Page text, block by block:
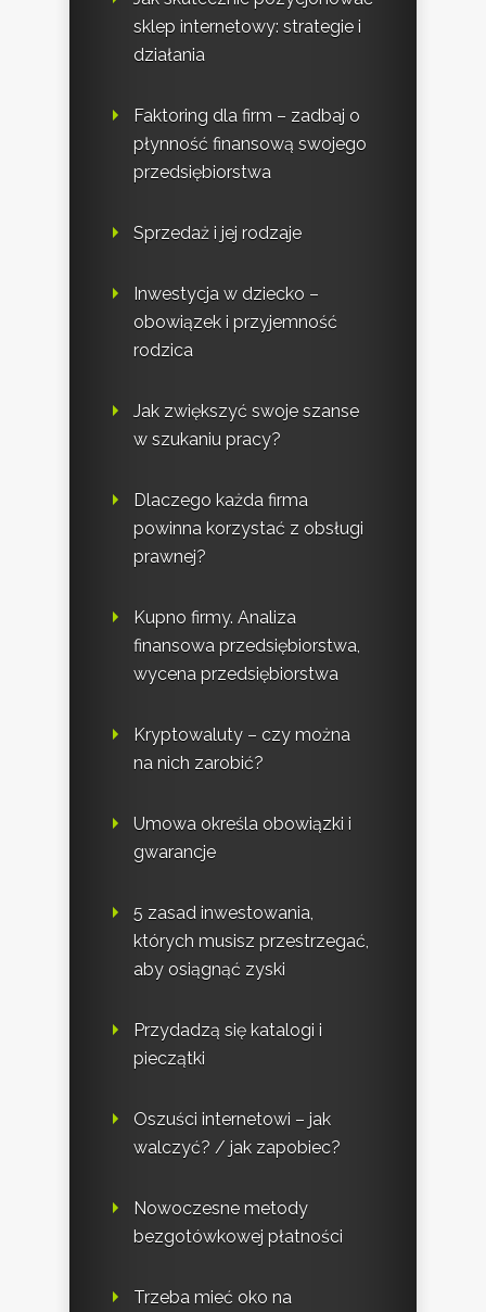
sklep internetowy: strategie i
działania
Faktoring dla firm – zadbaj o
płynność finansową swojego
przedsiębiorstwa
Sprzedaż i jej rodzaje
Inwestycja w dziecko –
obowiązek i przyjemność
rodzica
Jak zwiększyć swoje szanse
w szukaniu pracy?
Dlaczego każda firma
powinna korzystać z obsługi
prawnej?
Kupno firmy. Analiza
finansowa przedsiębiorstwa,
wycena przedsiębiorstwa
Kryptowaluty – czy można
na nich zarobić?
Umowa określa obowiązki i
gwarancje
5 zasad inwestowania,
których musisz przestrzegać,
aby osiągnąć zyski
Przydadzą się katalogi i
pieczątki
Oszuści internetowi – jak
walczyć? / jak zapobiec?
Nowoczesne metody
bezgotówkowej płatności
Trzeba mieć oko na